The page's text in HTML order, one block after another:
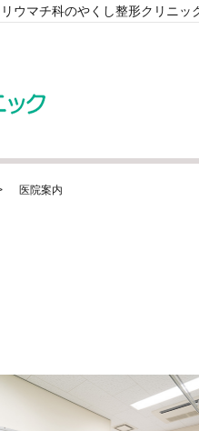
ウマチ科のやくし整形クリニッ
医院案内